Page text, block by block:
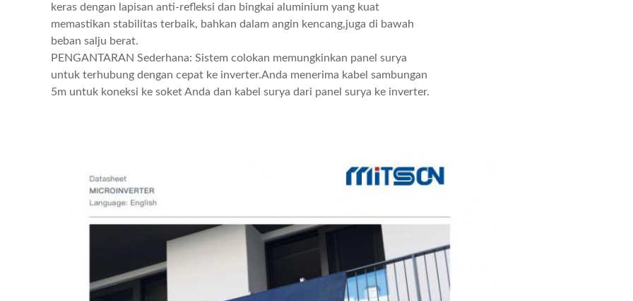
keras dengan lapisan anti-refleksi dan bingkai aluminium yang kuat
memastikan stabilitas terbaik, bahkan dalam angin kencang,juga di bawah
beban salju berat.
PENGANTARAN Sederhana: Sistem colokan memungkinkan panel surya
untuk terhubung dengan cepat ke inverter.Anda menerima kabel sambungan
5m untuk koneksi ke soket Anda dan kabel surya dari panel surya ke inverter.